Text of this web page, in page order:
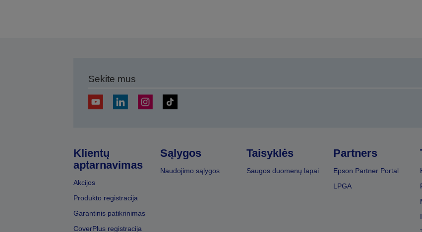
Sekite mus
Klientų
aptarnavimas
Akcijos
Produkto registracija
Garantinis patikrinimas
CoverPlus registracija
Sąlygos
Naudojimo sąlygos
Taisyklės
Saugos duomenų lapai
Partners
Epson Partner Portal
LPGA